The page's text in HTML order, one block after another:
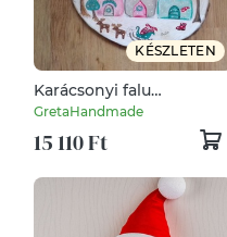
KÉSZLETEN
Karácsonyi falu
haranggal falapra festve
GretaHandmade
15 110 Ft